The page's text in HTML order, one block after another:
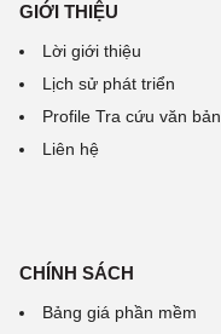
GIỚI THIỆU
Lời giới thiệu
Lịch sử phát triển
Profile Tra cứu văn bản
Liên hệ
CHÍNH SÁCH
Bảng giá phần mềm